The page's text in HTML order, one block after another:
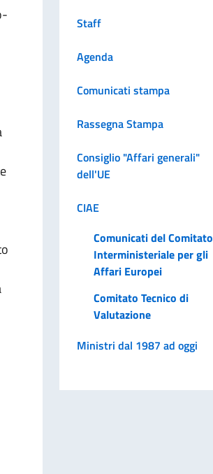
Staff
Agenda
Comunicati stampa
Rassegna Stampa
Consiglio "Affari generali"
dell'UE
CIAE
Comunicati del Comitato
Interministeriale per gli
Affari Europei
Comitato Tecnico di
Valutazione
Ministri dal 1987 ad oggi